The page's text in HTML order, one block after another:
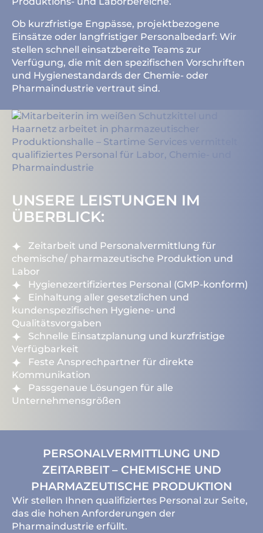
Ob kurzfristige Engpässe, projektbezogene
Einsätze oder langfristiger Personalbedarf: Wir
stellen schnell einsatzbereite Teams zur
Verfügung, die mit den spezifischen Vorschriften
und Hygienestandards der Chemie- oder
Pharmaindustrie vertraut sind.
UNSERE LEISTUNGEN IM
ÜBERBLICK:
Zeitarbeit und Personalvermittlung für
chemische/ pharmazeutische Produktion und
Labor
Hygienezertifiziertes Personal (GMP-konform)
Einhaltung aller gesetzlichen und
kundenspezifischen Hygiene- und
Qualitätsvorgaben
Schnelle Einsatzplanung und kurzfristige
Verfügbarkeit
Feste Ansprechpartner für direkte
Kommunikation
Passgenaue Lösungen für alle
Unternehmensgrößen
PERSONALVERMITTLUNG UND
ZEITARBEIT – CHEMISCHE UND
PHARMAZEUTISCHE PRODUKTION
Wir stellen Ihnen qualifiziertes Personal zur Seite,
das die hohen Anforderungen der
Pharmaindustrie erfüllt.